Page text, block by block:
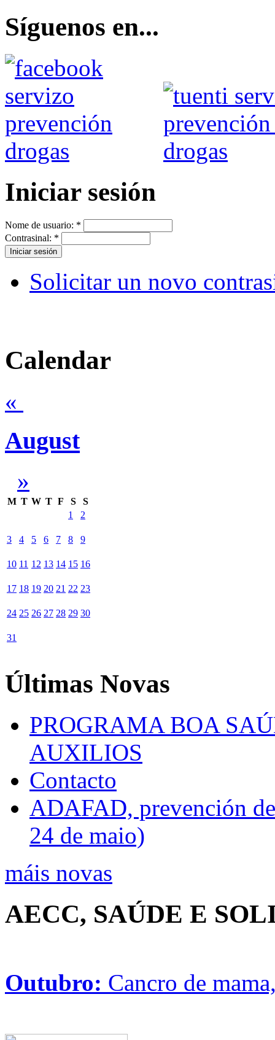
Síguenos en...
Iniciar sesión
Nome de usuario: *
Contrasinal: *
Solicitar un novo
Calendar
«
August
»
M T W T F S
S
1
2
3 4 5 6 7 8 9
10 11 12 13 14 15 16
17 18 19 20 21 22 23
24 25 26 27 28 29 30
31
Últimas Novas
PROGRAMA BOA
AUXILIOS
Contacto
ADAFAD, prevención
24 de maio)
máis novas
AECC, SAÚDE E
Outubro: Cancro de